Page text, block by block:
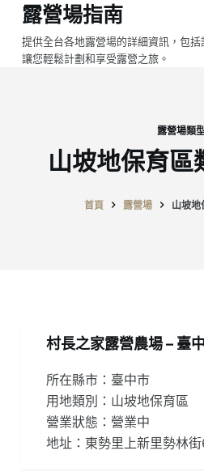
跳
至
主
露營場指南
提供全台各地露營場的詳細資訊，包括
讓您輕鬆計劃和享受露營之旅。
露營場類
山坡地保育區
首頁 露營場 山坡地
村長之家露營農場 – 臺
所在縣市：臺中市
用地類別：山坡地保育區
營業狀態：營業中
地址：東勢里上新里勢林